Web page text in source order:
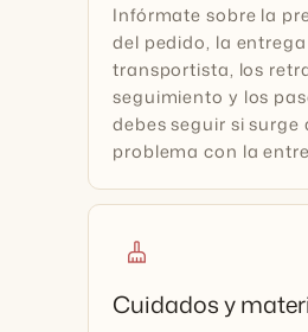
Infórmate sobre la
del pedido, la
transportista, los
seguimiento y los
debes seguir si surge
problema con la
cleaning_services
Cuidados y